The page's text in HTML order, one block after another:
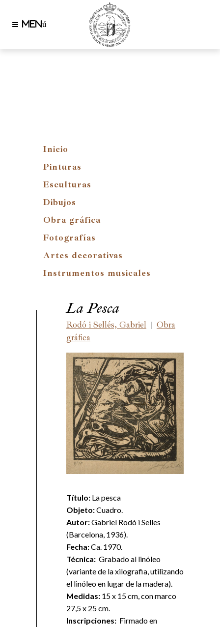
Inicio
Pinturas
Esculturas
Dibujos
Obra gráfica
Fotografías
Artes decorativas
Instrumentos musicales
La Pesca
Rodó i Sellés, Gabriel | Obra
gráfica
Título: La pesca
Objeto:Cuadro.
Autor:Gabriel Rodó i Selles
(Barcelona, 1936).
Fecha:Ca. 1970.
Técnica: Grabado al linóleo
(variante de la xilografia, utilizando
el linóleo en lugar de la madera).
Medidas: 15 x 15 cm, con marco
27,5 x 25 cm.
Inscripciones: Firmado en